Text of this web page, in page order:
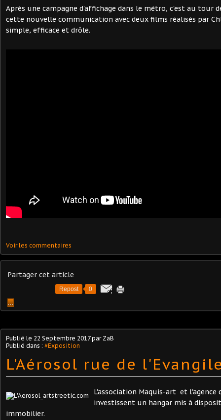
Après une campagne d'affichage dans le métro, c'est au tour
cette nouvelle communication avec deux films réalisés par
simple, efficace et drôle.
Voir les commentaires
Partager cet article
Repost 0
…
Publié le 22 Septembre 2017par ZaB
Publié dans : #Exposition
L'Aérosol rue de
L'association Maquis-art et l'agence
investissent un hangar mis à
immobilier.